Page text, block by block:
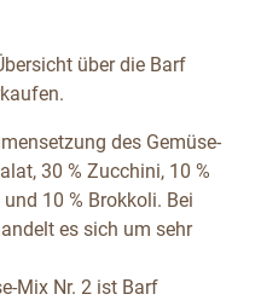
über die Barf
des Gemüse-
30 % Zucchini, 10 %
10 % Brokkoli. Bei
es sich um sehr
Mix Nr. 2 ist Barf